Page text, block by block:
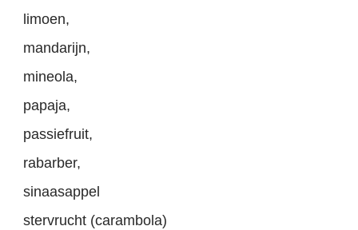
limoen,
mandarijn,
mineola,
papaja,
passiefruit,
rabarber,
sinaasappel
stervrucht (carambola)